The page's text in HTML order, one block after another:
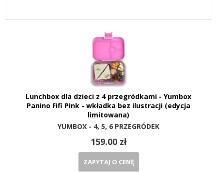
Lunchbox dla dzieci z 4 przegródkami - Yumbox
Panino Fifi Pink - wkładka bez ilustracji (edycja
limitowana)
YUMBOX - 4, 5, 6 PRZEGRÓDEK
159.00 zł
ZAPYTAJ O CENĘ